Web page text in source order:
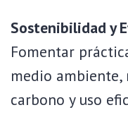
Sostenibilidad y
Fomentar
medio
carbono y uso